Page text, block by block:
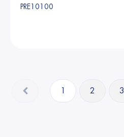
PRE10100
1 2 3